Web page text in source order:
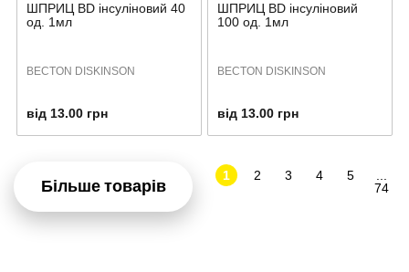
ШПРИЦ BD інсуліновий 40
од. 1мл
BECTON DISKINSON
від 13.00 грн
ШПРИЦ BD інсуліновий
100 од. 1мл
BECTON DISKINSON
від 13.00 грн
Більше товарів
1 2 3 4 5
74